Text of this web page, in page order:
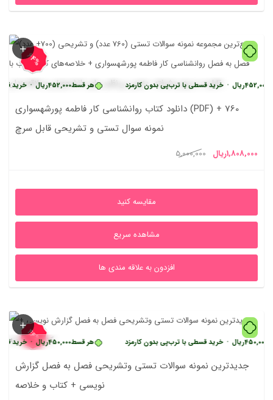
64%
هر قسط452,000ریال • خرید قسطی با ریال • خرید قسطی با ترب‌پی بدون کارمزد
دانلود کتاب روانشناسی کار فاطمه پورشهسواری (PDF) + 760
نمونه سوال تستی و تشریحی قابل سرچ
5,000,000
قیمت
5,000,000ریال
1,808,000ریال
1,808,000ریال
مقایسه کنید
مشاهده سریع
افزدون به علاقه مندی ها
46% هر قسط450,000ریال • خرید قسطی با ریال • خرید قسطی با ترب‌پی بدون کارمزد
جدیدترین نمونه سوالات تستی وتشریحی فصل به فصل گزارش
نویسی + کتاب و خلاصه